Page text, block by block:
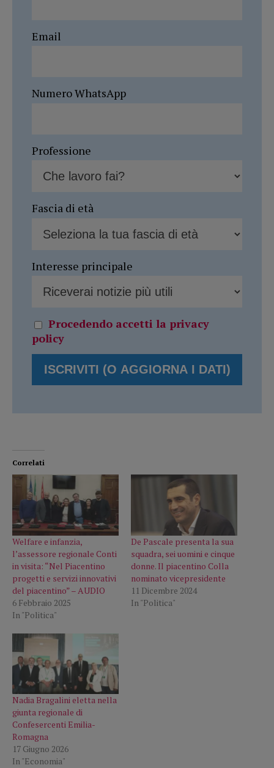
Email
Numero WhatsApp
Professione
Fascia di età
Interesse principale
Procedendo accetti la privacy
policy
Correlati
Welfare e infanzia,
l’assessore regionale Conti
in visita: “Nel Piacentino
progetti e servizi innovativi
del piacentino” – AUDIO
6 Febbraio 2025
In "Politica"
De Pascale presenta la sua
squadra, sei uomini e cinque
donne. Il piacentino Colla
nominato vicepresidente
11 Dicembre 2024
In "Politica"
Nadia Bragalini eletta nella
giunta regionale di
Confesercenti Emilia-
Romagna
17 Giugno 2026
In "Economia"